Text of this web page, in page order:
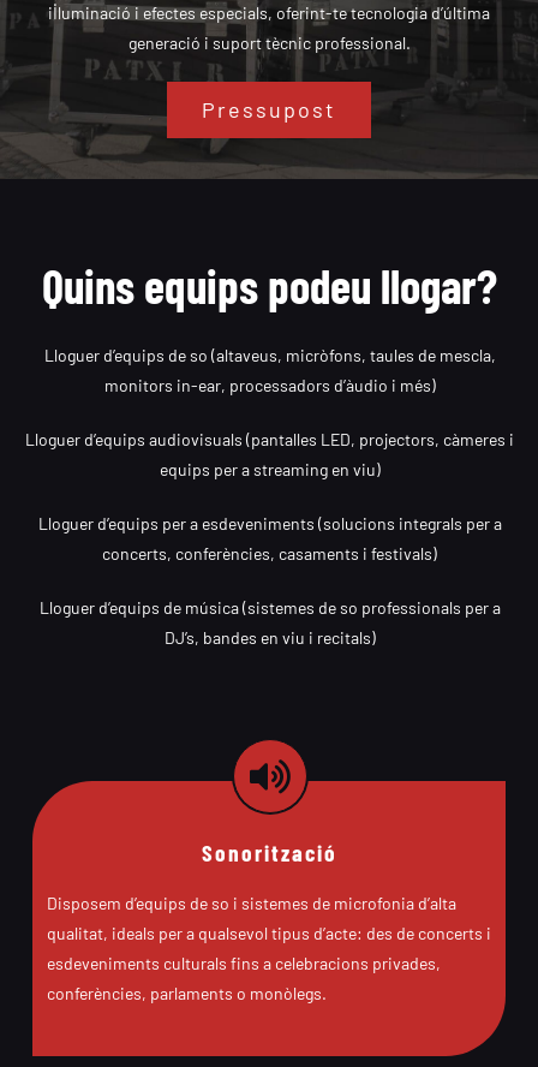
Carret
il·luminació i efectes especials, oferint-te tecnologia d’última
generació i suport tècnic professional.
Pressupost
Quins equips podeu llogar?
Lloguer d’equips de so (altaveus, micròfons, taules de mescla,
monitors in-ear, processadors d’àudio i més)
Lloguer d’equips audiovisuals (pantalles LED, projectors, càmeres i
equips per a streaming en viu)
Lloguer d’equips per a esdeveniments (solucions integrals per a
concerts, conferències, casaments i festivals)
Lloguer d’equips de música (sistemes de so professionals per a
DJ’s, bandes en viu i recitals)
Sonorització
Disposem d’equips de so i sistemes de microfonia d’alta
qualitat, ideals per a qualsevol tipus d’acte: des de concerts i
esdeveniments culturals fins a celebracions privades,
conferències, parlaments o monòlegs.